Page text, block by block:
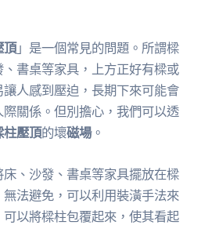
頂」是一個常見的問題。所謂樑
書桌等家具，上方正好有樑或
人感到壓迫，長期下來可能會
關係。但別擔心，我們可以透
柱壓頂的壞磁場。
、沙發、書桌等家具擺放在樑
法避免，可以利用裝潢手法來
以將樑柱包覆起來，使其看起